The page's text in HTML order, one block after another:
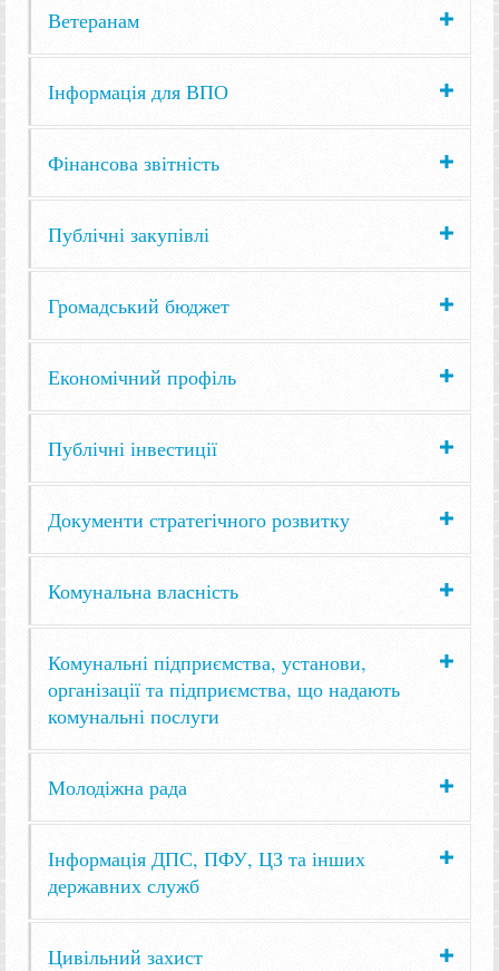
Ветеранам
Інформація для ВПО
Фінансова звітність
Публічні закупівлі
Громадський бюджет
Економічний профіль
Публічні інвестиції
Документи стратегічного розвитку
Комунальна власність
Комунальні підприємства, установи,
організації та підприємства, що надають
комунальні послуги
Молодіжна рада
Інформація ДПС, ПФУ, ЦЗ та інших
державних служб
Цивільний захист